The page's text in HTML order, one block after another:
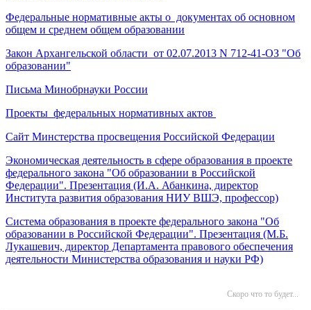
Федеральные нормативные акты о документах об основном
общем и среднем общем образовании
Закон Архангельской области от 02.07.2013 N 712-41-ОЗ "Об
образовании"
Письма Минобрнауки России
Проекты федеральных нормативных актов
Сайт Минстерства просвещения Российской Федерации
Экономическая деятельность в сфере образования в проекте
федерального закона "Об образовании в Российской
Федерации". Презентация (И.А. Абанкина, директор
Института развития образования НИУ ВШЭ, профессор)
Система образования в проекте федерального закона "Об
образовании в Российской Федерации". Презентация (М.Б.
Лукашевич, директор Департамента правового обеспечения
деятельности Министерства образования и науки РФ)
Скоро что то будет...